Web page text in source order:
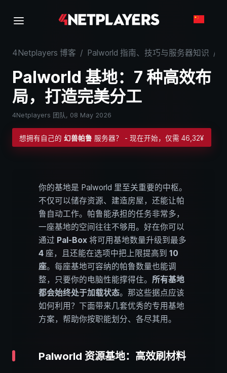
4Netplayers 博客 / Palworld 指南、技巧与服务器知识 /
Palworld 基地：7 种高效布
局，打造完美分工
4Netplayers 团队, 08 May 2026
想拥有自己的幻兽帕鲁 服务器？ - 现在开始，仅需 46,32¥
你的基地是 Palworld 里至关重要的中枢。
不仅可以储存资源、建造房屋，还能让帕
鲁自动工作。帕鲁能承担的任务非常多，
一座基地的空间往往不够用。好在你可以
通过 Pal-Box 将可用基地数量升级到最多
4 座，且还能在选项中把上限提高到 10
座。每座基地可容纳的帕鲁数量也能调
整，只要你的电脑性能撑得住。 所有基地
都会始终处于加载状态。那这些据点应该
如何利用？下面带来几套优秀的专用基地
方案，帮助你按职能划分、各尽其用。
Palworld 资源基地：高效刷材料